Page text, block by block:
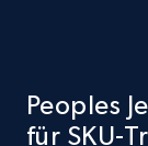
Target -
Peoples
für SKU-